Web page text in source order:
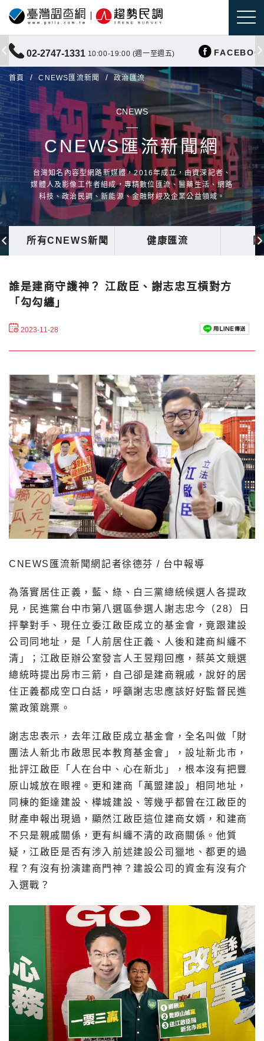
02-2747-1331 10:00-19:00 (週一至週五)
首頁 CNEWS匯流新聞 政治匯流
CNEWS
CNEWS匯流新聞網
台灣知名內容型網路新媒體，2016年成立，由資深記者、
媒體人及影像工作者組成，專精數位匯流、醫藥生活、網路
科技、政治民調、新能源、金融財經及企業公益領域。
所有CNEWS新聞 健康匯流
誰是建商守護神？ 江啟臣、謝志忠互槓對方
「勾勾纏」
2023-11-28
CNEWS匯流新聞網記者徐德芬 / 台中報導
為落實居住正義，藍、綠、白三黨總統候選人各提政
見，民進黨台中市第八選區參選人謝志忠今（28）日
抨擊對手、現任立委江啟臣成立的基金會，竟跟建設
公司同地址，是「人前居住正義、人後和建商糾纏不
清」；江啟臣辦公室發言人王昱翔回應，蔡英文競選
總統時提出房市三箭，自己卻是建商親戚，說好的居
住正義都成空口白話，呼籲謝志忠應該好好監督民進
黨政策跳票。
謝志忠表示，去年江啟臣成立基金會，全名叫做「財
團法人新北市啟思民本教育基金會」，設址新北市，
批評江啟臣「人在台中、心在新北」，根本沒有把豐
原山城放在眼裡。更和建商「萬盟建設」相同地址，
同棟的鉅達建設、樺城建設、等幾乎都曾在江啟臣的
財產申報出現過，顯然江啟臣這位建商女婿，和建商
不只是親戚關係，更有糾纏不清的政商關係。他質
疑，江啟臣是否有涉入前述建設公司獵地、都更的過
程？有沒有扮演建商門神？建設公司的資金有沒有介
入選戰？